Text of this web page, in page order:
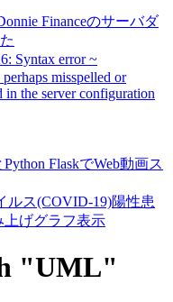
Financeのサーバダ
Syntax error ~
misspelled or
the server configuration
FlaskでWeb動画ス
ルス(COVID-19)陽性患
上げグラフ表示
"UML"